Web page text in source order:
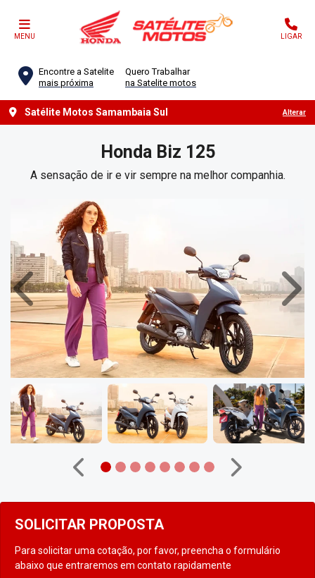
MENU LIGAR
Encontre a Satelite
mais próxima
Quero Trabalhar
na Satelite motos
Satélite Motos Samambaia Sul Alterar
HondaBiz 125
A sensação de ir e vir sempre na melhor companhia.
SOLICITAR PROPOSTA
Para solicitar uma cotação, por favor, preencha o formulário
abaixo que entraremos em contato rapidamente
Anterior
Anterior Próximo